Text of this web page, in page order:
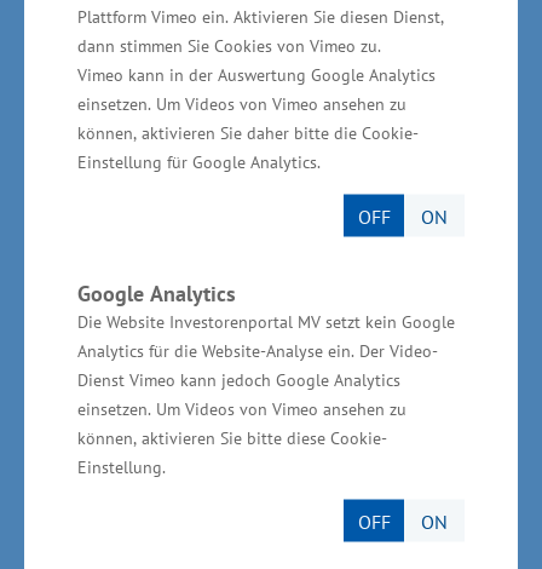
Plattform Vimeo ein. Aktivieren Sie diesen Dienst,
dann stimmen Sie Cookies von Vimeo zu.
Vimeo kann in der Auswertung Google Analytics
einsetzen. Um Videos von Vimeo ansehen zu
können, aktivieren Sie daher bitte die Cookie-
Einstellung für Google Analytics.
OFF ON
Google Analytics
Die Website Investorenportal MV setzt kein Google
Analytics für die Website-Analyse ein. Der Video-
Dienst Vimeo kann jedoch Google Analytics
einsetzen. Um Videos von Vimeo ansehen zu
können, aktivieren Sie bitte diese Cookie-
Einstellung.
OFF ON
erzeugt wird. Daran können sich perspektivisch
weitere Netzbetreiber aus dem Ostseeraum
anschließen. Ebenfalls könnten in dieses
Terminal weitere Anlagen zur Stromerzeugung
und zur Stromumwandlung, zum Beispiel in
grünen Wasserstoff, eingebunden werden.
Bornholm ist zusammen mit sechs
unbewohnten kleinen Nebeninseln (insgesamt
elf Hektar) die östlichste Insel und Gemeinde
Dänemarks. Die Ostseeinsel liegt zwischen dem
schwedischen Schonen und der polnischen
Woiwodschaft Westpommern, etwa 150
Kilometer östlich von Kopenhagen und 85